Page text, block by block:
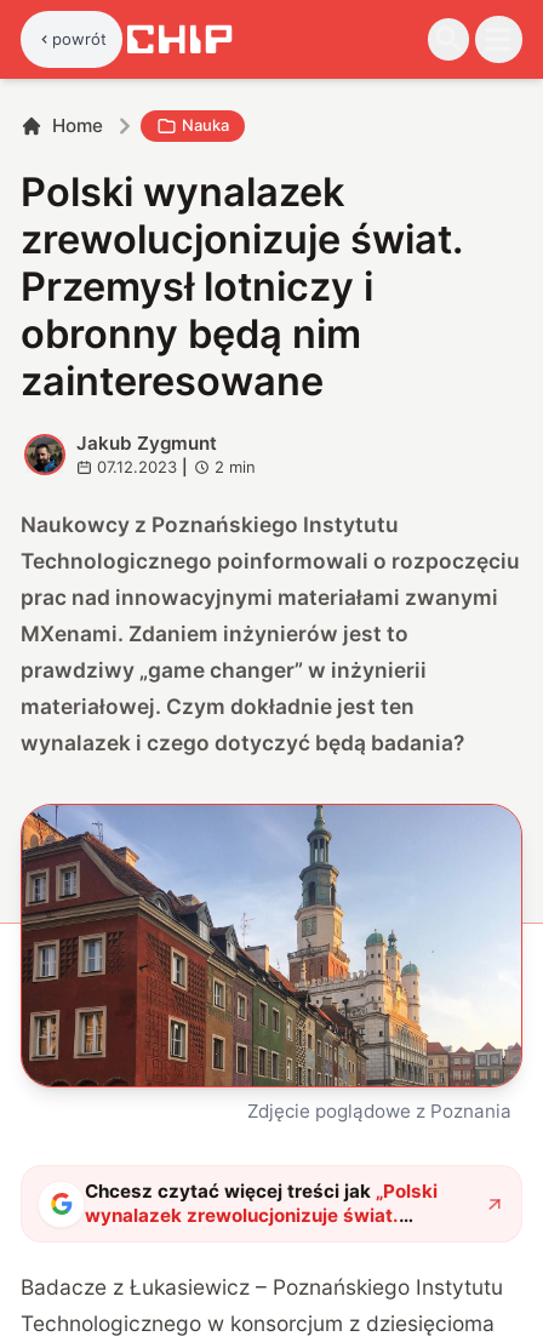
powrót
Home Nauka
Polski wynalazek
zrewolucjonizuje świat.
Przemysł lotniczy i
obronny będą nim
zainteresowane
J
Jakub Zygmunt
07.12.2023 2 min
Naukowcy z Poznańskiego Instytutu
Technologicznego poinformowali o rozpoczęciu
prac nad innowacyjnymi materiałami zwanymi
MXenami. Zdaniem inżynierów jest to
prawdziwy „game changer” w inżynierii
materiałowej. Czym dokładnie jest ten
wynalazek i czego dotyczyć będą badania?
Zdjęcie poglądowe z Poznania
Chcesz czytać więcej treści jak „Polski
wynalazek zrewolucjonizuje świat.
Przemysł lotniczy i obronny będą nim
Badacze zŁukasiewicz – Poznańskiego Instytutu
Technologicznego w konsorcjum z dziesięcioma